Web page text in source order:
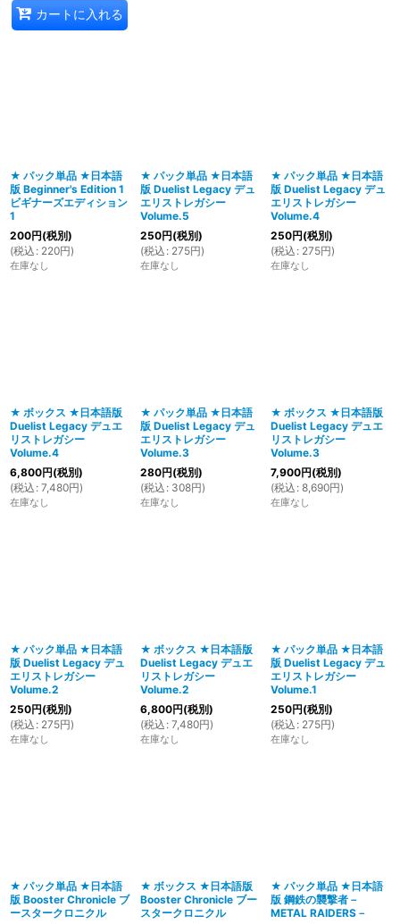
カートに入れる
★ パック単品 ★日本語
版 Beginner's Edition 1
ビギナーズエディション
1
200円(税別)
(税込 : 220円)
在庫なし
★ パック単品 ★日本語
版 Duelist Legacy デュ
エリストレガシー
Volume.5
250円(税別)
(税込 : 275円)
在庫なし
★ パック単品 ★日本語
版 Duelist Legacy デュ
エリストレガシー
Volume.4
250円(税別)
(税込 : 275円)
在庫なし
★ ボックス ★日本語版
Duelist Legacy デュエ
リストレガシー
Volume.4
6,800円(税別)
(税込 : 7,480円)
在庫なし
★ パック単品 ★日本語
版 Duelist Legacy デュ
エリストレガシー
Volume.3
280円(税別)
(税込 : 308円)
在庫なし
★ ボックス ★日本語版
Duelist Legacy デュエ
リストレガシー
Volume.3
7,900円(税別)
(税込 : 8,690円)
在庫なし
★ パック単品 ★日本語
版 Duelist Legacy デュ
エリストレガシー
Volume.2
250円(税別)
(税込 : 275円)
在庫なし
★ ボックス ★日本語版
Duelist Legacy デュエ
リストレガシー
Volume.2
6,800円(税別)
(税込 : 7,480円)
在庫なし
★ パック単品 ★日本語
版 Duelist Legacy デュ
エリストレガシー
Volume.1
250円(税別)
(税込 : 275円)
在庫なし
★ パック単品 ★日本語
版 Booster Chronicle ブ
ースタークロニクル
★ ボックス ★日本語版
Booster Chronicle ブー
スタークロニクル
★ パック単品 ★日本語
版 鋼鉄の襲撃者－
METAL RAIDERS－